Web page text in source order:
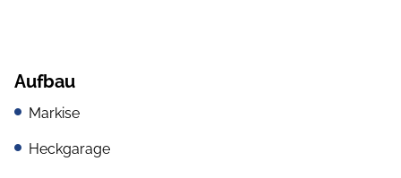
Aufbau
Markise
Heckgarage